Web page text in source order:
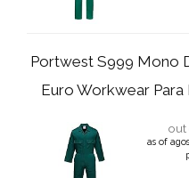
Portwest S999 Mono
Euro Workwear Para
out
as of